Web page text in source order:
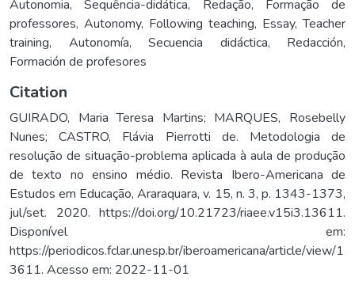
Autonomia,Sequência-didática, Redação, Formação de
professores, Autonomy, Following teaching, Essay,Teacher
training, Autonomía, Secuencia didáctica, Redacción,
Formación de profesores
Citation
GUIRADO, Maria Teresa Martins; MARQUES, Rosebelly
Nunes; CASTRO, Flávia Pierrotti de. Metodologia de
resolução de situação-problema aplicada à aula de produção
de texto no ensino médio. Revista Ibero-Americana de
Estudos em Educação, Araraquara, v. 15, n. 3, p. 1343-1373,
jul/set. 2020. https://doi.org/10.21723/riaee.v15i3.13611.
Disponível em:
https://periodicos.fclar.unesp.br/iberoamericana/article/view/1
3611. Acesso em: 2022-11-01